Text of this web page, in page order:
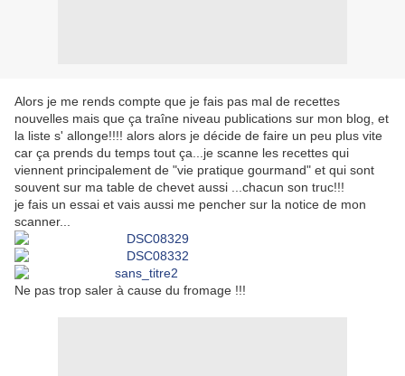
Alors je me rends compte que je fais pas mal de recettes
nouvelles mais que ça traîne niveau publications sur mon blog, et
la liste s' allonge!!!! alors alors je décide de faire un peu plus vite
car ça prends du temps tout ça...je scanne les recettes qui
viennent principalement de "vie pratique gourmand" et qui sont
souvent sur ma table de chevet aussi ...chacun son truc!!!
je fais un essai et vais aussi me pencher sur la notice de mon
scanner...
Ne pas trop saler à cause du fromage !!!